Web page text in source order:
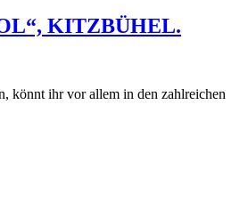
KITZBÜHEL.
könnt ihr vor allem in den zahlreichen